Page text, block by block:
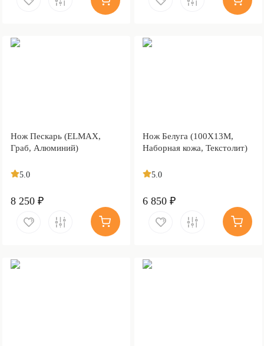
Нож Пескарь (ELMAX,
Граб, Алюминий)
5.0
8 250 ₽
Нож Белуга (100Х13М,
Наборная кожа, Текстолит)
5.0
6 850 ₽